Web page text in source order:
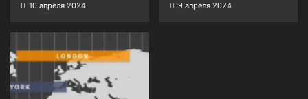
10 апреля 2024
9 апреля 2024